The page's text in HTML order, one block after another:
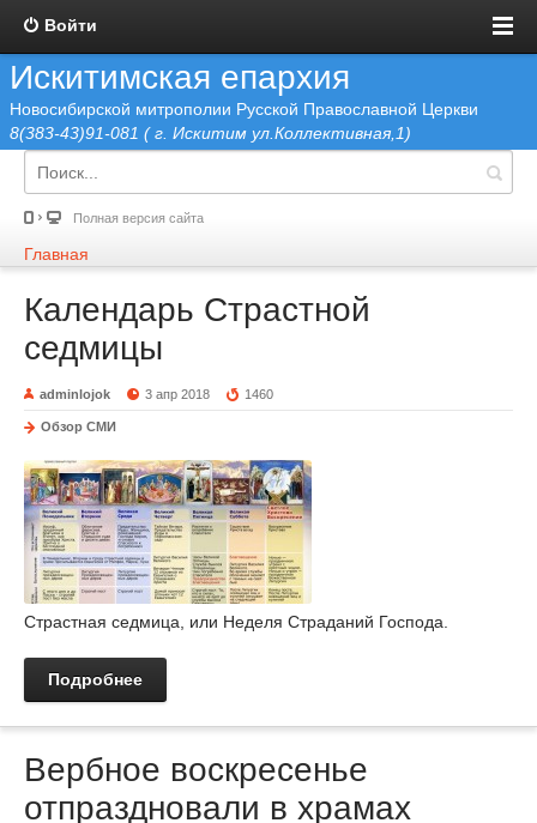
Войти
Искитимская епархия
Новосибирской митрополии Русской Православной Церкви
8(383-43)91-081 ( г. Искитим ул.Коллективная,1)
Полная версия сайта
Главная
Календарь Страстной
седмицы
adminlojok 3 апр 2018 1460
Обзор СМИ
Страстная седмица, или Неделя Страданий Господа.
Подробнее
Вербное воскресенье
отпраздновали в храмах